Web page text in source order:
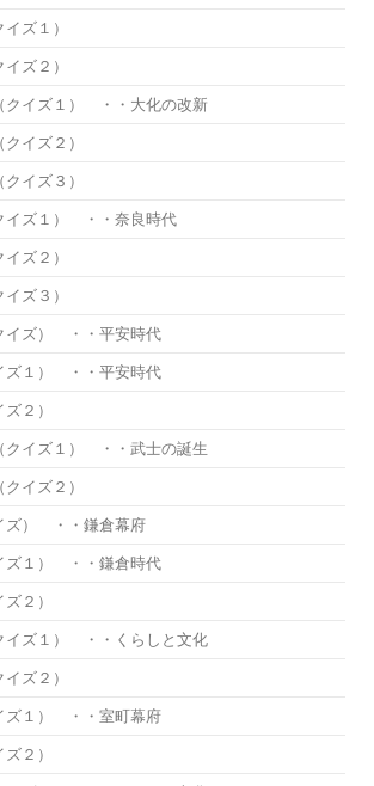
ズ１）
ズ２）
クイズ１） ・・大化の改新
イズ２）
イズ３）
イズ１） ・・奈良時代
ズ２）
ズ３）
イズ） ・・平安時代
ズ１） ・・平安時代
２）
クイズ１） ・・武士の誕生
イズ２）
ズ） ・・鎌倉幕府
ズ１） ・・鎌倉時代
２）
イズ１） ・・くらしと文化
ズ２）
ズ１） ・・室町幕府
２）